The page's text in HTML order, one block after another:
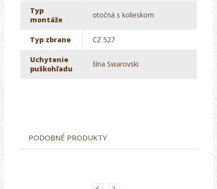
Typ
montáže
otočná s kolieskom
Typ zbrane CZ 527
Uchytenie
puškohľadu
šína Swarovski
PODOBNÉ PRODUKTY